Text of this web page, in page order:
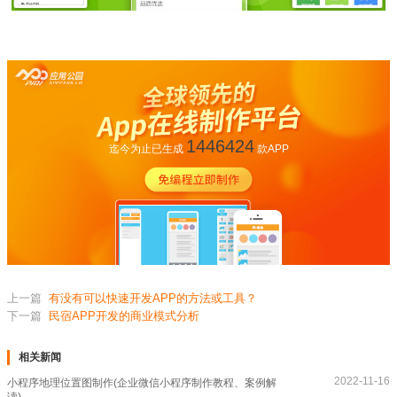
迄今为止已生成 1446424款APP
上一篇 有没有可以快速开发APP的方法或工具？
下一篇
民宿APP开发的商业模式分析
相关新闻
小程序地理位置图制作(企业微信小程序制作教程、案例解
2022-11-16